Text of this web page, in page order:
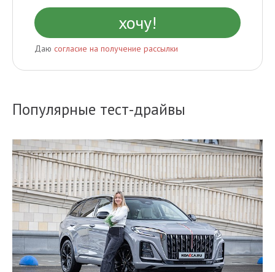
Даю согласие на получение рассылки
Популярные тест-драйвы